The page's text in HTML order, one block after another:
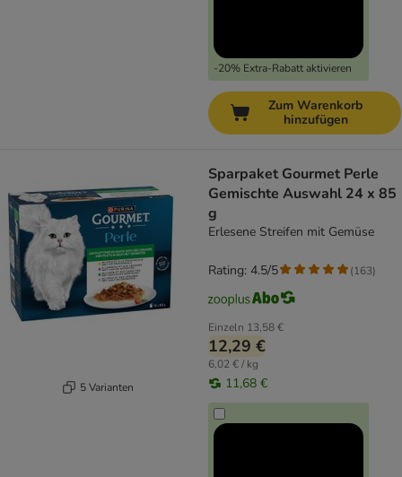
-20% Extra-Rabatt aktivieren
Zum Warenkorb
hinzufügen
5 Varianten
Sparpaket Gourmet Perle
Gemischte Auswahl 24 x 85
g
Erlesene Streifen mit Gemüse
Einzeln 13,58 €
12,29 €
6,02 € / kg
11,68 €
Rating: 4.5/5 (163)